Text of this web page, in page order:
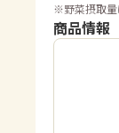
※野菜摂取
商品情報